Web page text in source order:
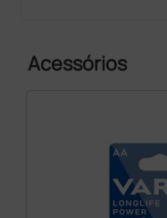
Acessórios